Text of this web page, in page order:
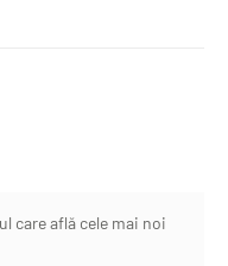
care află cele mai noi